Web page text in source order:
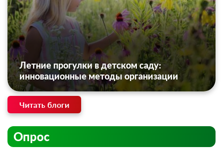
Летние прогулки в детском саду:
инновационные методы организации
Читать блоги
Опрос